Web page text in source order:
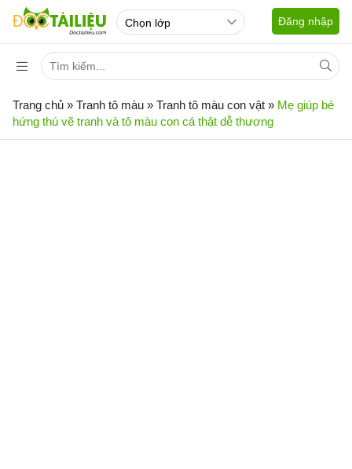
Đăng nhập
Trang chủ » Tranh tô màu » Tranh tô màu con vật » Mẹ giúp bé
hứng thú vẽ tranh và tô màu con cá thật dễ thương